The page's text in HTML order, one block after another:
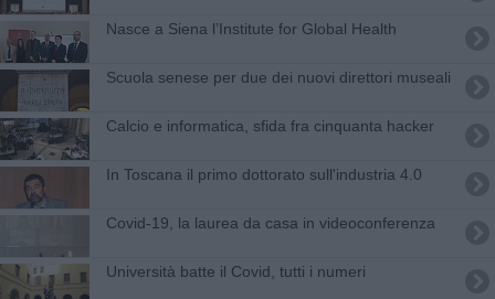
Nasce a Siena l’Institute for Global Health
Scuola senese per due dei nuovi direttori museali
Calcio e informatica, sfida fra cinquanta hacker
In Toscana il primo dottorato sull'industria 4.0
Covid-19, la laurea da casa in videoconferenza
Università batte il Covid, tutti i numeri